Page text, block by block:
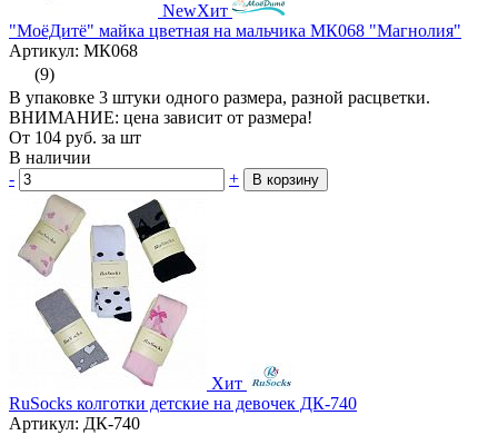
NewХит
"МоёДитё" майка цветная на мальчика МК068 "Магнолия"
Артикул: МК068
(9)
В упаковке 3 штуки одного размера, разной расцветки.
ВНИМАНИЕ: цена зависит от размера!
От 104 руб. за шт
В наличии
-
+ В корзину
Хит
RuSocks колготки детские на девочек ДК-740
Артикул: ДК-740